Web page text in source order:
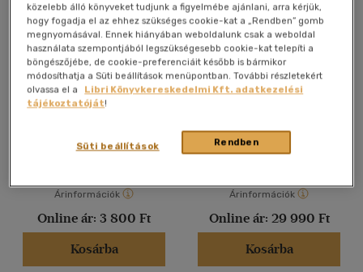
Vélemény szerint
(15)
(5)
(6)
(4000)
Bonzó Muki kalandjai
hűséges kis pajtásával Kiss
Bodrival 14. (Filléres
Antikvár partner
Árinformációk
Online ár: 3 800 Ft
Kosárba
Meseország, vidám világ
Antikvár partner
Árinformációk
Online ár: 29 990 Ft
Kosárba
közelebb álló könyveket tudjunk a figyelmébe ajánlani, arra kérjük,
hogy fogadja el az ehhez szükséges cookie-kat a „Rendben” gomb
megnyomásával. Ennek hiányában weboldalunk csak a weboldal
használata szempontjából legszükségesebb cookie-kat telepíti a
böngészőjébe, de cookie-preferenciáit később is bármikor
módosíthatja a Süti beállítások menüpontban. További részletekért
olvassa el a
Libri Könyvkereskedelmi Kft. adatkezelési
tájékoztatóját!
Rendben
Süti beállítások